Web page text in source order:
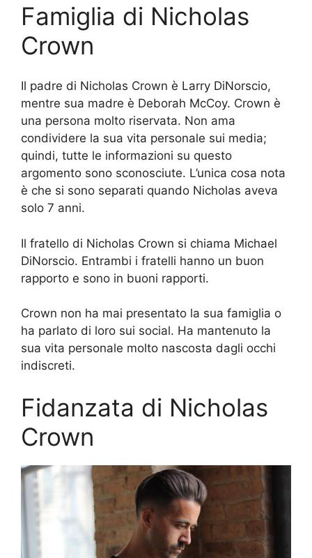
Famiglia di Nicholas
Crown
Il padre di Nicholas Crown è Larry DiNorscio,
mentre sua madre è Deborah McCoy. Crown è
una persona molto riservata. Non ama
condividere la sua vita personale sui media;
quindi, tutte le informazioni su questo
argomento sono sconosciute. L’unica cosa nota
è che si sono separati quando Nicholas aveva
solo 7 anni.
Il fratello di Nicholas Crown si chiama Michael
DiNorscio. Entrambi i fratelli hanno un buon
rapporto e sono in buoni rapporti.
Crown non ha mai presentato la sua famiglia o
ha parlato di loro sui social. Ha mantenuto la
sua vita personale molto nascosta dagli occhi
indiscreti.
Fidanzata di Nicholas
Crown